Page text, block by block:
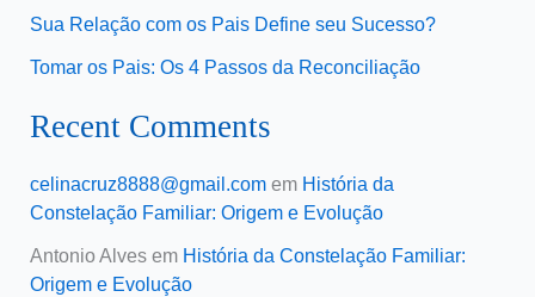
Sua Relação com os Pais Define seu Sucesso?
Tomar os Pais: Os 4 Passos da Reconciliação
Recent Comments
celinacruz8888@gmail.comem História da
Constelação Familiar: Origem e Evolução
Antonio Alvesem História da Constelação Familiar:
Origem e Evolução